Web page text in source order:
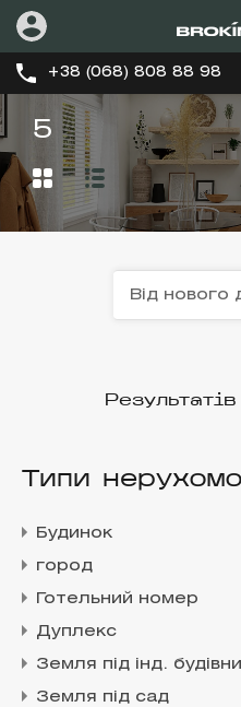
+38 (068) 808 88 98
5
Від нового
Типи
Будинок
город
Готельний номер
Дуплекс
Земля під інд.
Земля під сад